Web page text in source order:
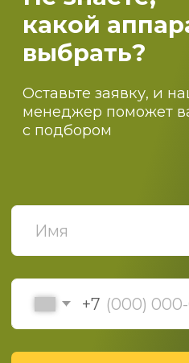
О компании
Оптовикам
Доставка
Оплата
Блог
НАШИ НОВОСТИ
Политика конфиденциальности
Политика обработки данных